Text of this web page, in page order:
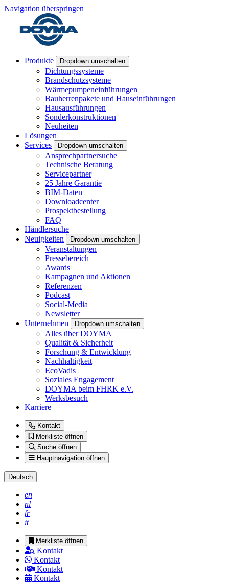
Navigation überspringen
Produkte Dropdown umschalten
Dichtungssysteme
Brandschutzsysteme
Wärmepumpeneinführungen
Bauherrenpakete und Hauseinführungen
Hausausführungen
Sonderkonstruktionen
Neuheiten
Lösungen
Services
Dropdown umschalten
Ansprechpartnersuche
Technische Beratung
Servicepartner
25 Jahre Garantie
BIM-Daten
Downloadcenter
Prospektbestellung
FAQ
Händlersuche
Neuigkeiten
Dropdown umschalten
Veranstaltungen
Pressebereich
Awards
Kampagnen und Aktionen
Referenzen
Podcast
Social-Media
Newsletter
Unternehmen
Dropdown umschalten
Alles über DOYMA
Qualität & Sicherheit
Forschung & Entwicklung
Nachhaltigkeit
EcoVadis
Soziales Engagement
DOYMA beim FHRK e.V.
Werksbesuch
Karriere
Kontakt
Merkliste öffnen
Suche öffnen
Hauptnavigation öffnen
Deutsch
en
nl
fr
it
Merkliste öffnen
Kontakt
Kontakt
Kontakt
Kontakt